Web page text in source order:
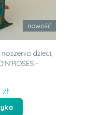
nowość
dzieci,
-